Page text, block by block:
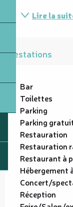
Lire la
Prestations
Bar
Toilettes
Parking
Parking
Restauration
Restauration
Restaurant à
Hébergement
Concert/
Réception